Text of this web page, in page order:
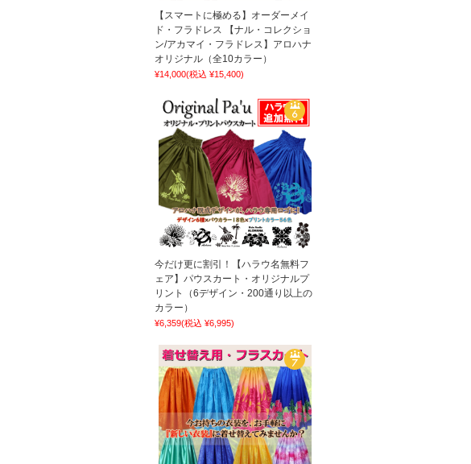
【スマートに極める】オーダーメイ
ド・フラドレス 【ナル・コレクショ
ン/アカマイ・フラドレス】アロハナ
オリジナル（全10カラー）
¥14,000(税込 ¥15,400)
今だけ更に割引！【ハラウ名無料フ
ェア】パウスカート・オリジナルプ
リント（6デザイン・200通り以上の
カラー）
¥6,359(税込 ¥6,995)